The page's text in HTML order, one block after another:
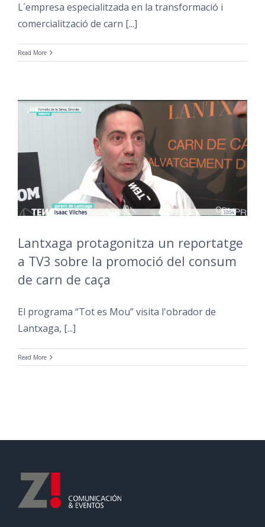
L´empresa especialitzada en la transformació i
comercialització de carn [...]
Read More
Lantxaga protagonitza un reportatge
a TV3 sobre la promoció del consum
de carn de caça
El programa “Tot es Mou” visita l'obrador de
Lantxaga, [...]
Read More